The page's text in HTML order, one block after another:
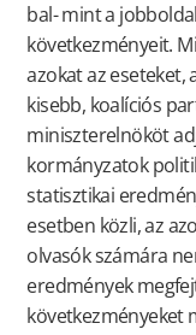
bal- mint a
következményeit.
azokat az eseteket,
kisebb, koalíciós
miniszterelnököt
kormányzatok
statisztikai
esetben közli, az
olvasók számára
eredmények
következményeket